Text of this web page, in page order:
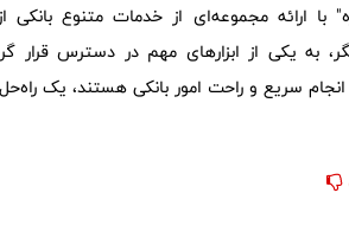
با ارائه مجموعه‌ای از خدمات متنوع
به یکی از ابزارهای مهم در دسترس
انجام سریع و راحت امور بانکی هستند، یک